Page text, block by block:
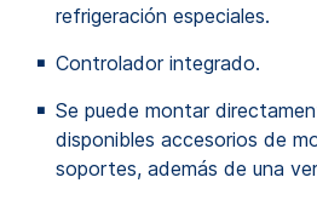
refrigeración especiales.
Controlador integrado.
Se puede montar
disponibles accesorios de
soportes, además de una